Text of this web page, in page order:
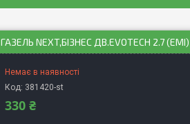
NEXT,БIЗНЕС ДВ.EVOTECH 2.7
Немає в наявності
Код: 381420-st
330 ₴